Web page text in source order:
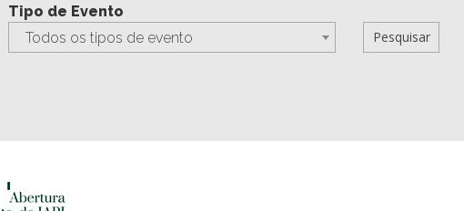
Tipo de Evento
Todos os tipos de evento